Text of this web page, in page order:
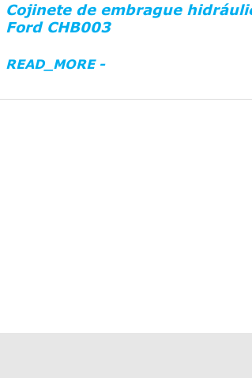
Cojinete de embrague
Ford CHB003
READ_MORE -